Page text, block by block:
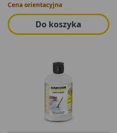
Cena orientacyjna
Do koszyka